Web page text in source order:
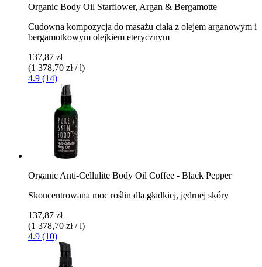
Organic Body Oil Starflower, Argan & Bergamotte
Cudowna kompozycja do masażu ciała z olejem arganowym i
bergamotkowym olejkiem eterycznym
137,87 zł
(1 378,70 zł / l)
4.9 (14)
Organic Anti-Cellulite Body Oil Coffee - Black Pepper
Skoncentrowana moc roślin dla gładkiej, jędrnej skóry
137,87 zł
(1 378,70 zł / l)
4.9 (10)